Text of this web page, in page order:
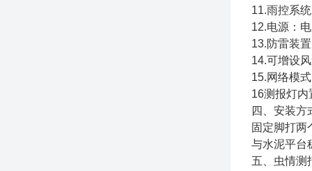
11.雨控系
12.电源：
13.防雷装
14.可增设
15.网络模
16测报灯
四、安装
固定脚打两
与水泥平台
五、虫情测